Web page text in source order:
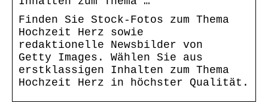
Finden Sie Stock-Fotos zum Thema
Hochzeit Herz sowie
redaktionelle Newsbilder von
Getty Images. Wählen Sie aus
erstklassigen Inhalten zum Thema
Hochzeit Herz in höchster Qualität.